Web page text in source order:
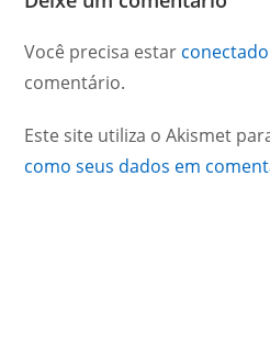
Você precisa estar conectado
comentário.
Este site utiliza o Akismet
como seus dados em